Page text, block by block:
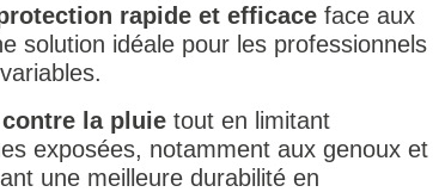
rapide et efficace face aux
solution idéale pour les professionnels
la pluie tout en limitant
exposées, notamment aux genoux et
une meilleure durabilité en